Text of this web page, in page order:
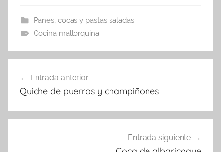
Panes, cocas y pastas saladas
Cocina mallorquina
de
Entrada anterior
Quiche de puerros y champiñones
Entrada siguiente